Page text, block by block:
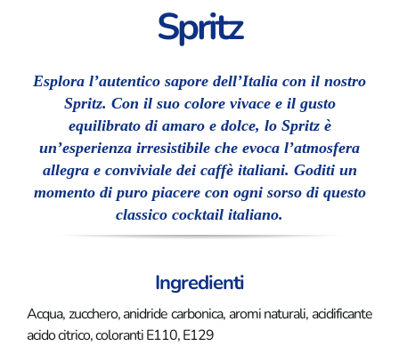
Spritz
Esplora l’autentico sapore dell’Italia con il nostro
Spritz. Con il suo colore vivace e il gusto
equilibrato di amaro e dolce, lo Spritz è
un’esperienza irresistibile che evoca l’atmosfera
allegra e conviviale dei caffè italiani. Goditi un
momento di puro piacere con ogni sorso di questo
classico cocktail italiano.
Ingredienti
Acqua, zucchero, anidride carbonica, aromi naturali, acidificante
acido citrico, coloranti E110, E129